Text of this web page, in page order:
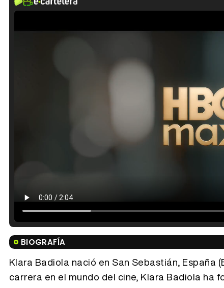
BIOGRAFÍA
Klara Badiola nació en San Sebastián, España
carrera en el mundo del cine, Klara Badiola ha